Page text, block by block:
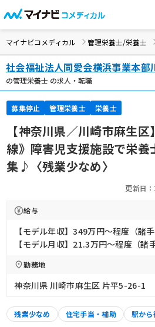
マイナビコメディカル 管理栄養士/栄養士
社会福祉法人同愛会横浜事業本部
の管理栄養士 の求人・転職
募集停止 管理栄養士 栄養士
【神奈川県／川崎市麻生
線》障害児支援施設で栄養
集♪〈残業少なめ〉
更新日
給与
【モデル年収】349万円〜程度（諸
【モデル月収】21.3万円〜程度（諸
勤務地
神奈川県 川崎市麻生区 片平5-26-1
残業少なめ 住宅手当・補助 駅から